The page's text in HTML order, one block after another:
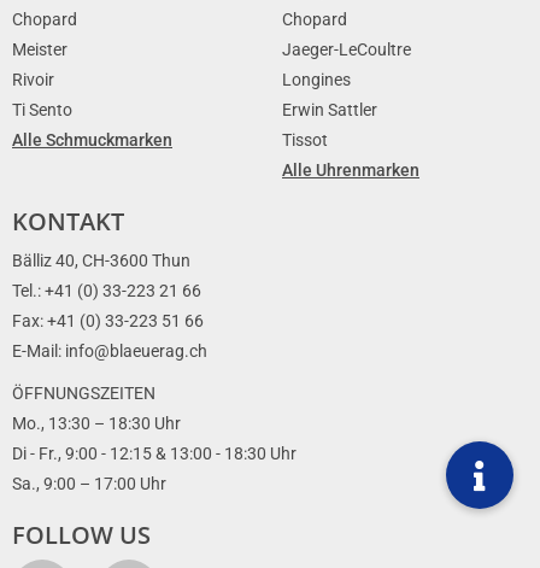
Chopard
Meister
Rivoir
Ti Sento
Alle Schmuckmarken
Chopard
Jaeger-LeCoultre
Longines
Erwin Sattler
Tissot
Alle Uhrenmarken
KONTAKT
Bälliz 40, CH-3600 Thun
Tel.: +41 (0) 33-223 21 66
Fax: +41 (0) 33-223 51 66
E-Mail: info@blaeuerag.ch
ÖFFNUNGSZEITEN
Mo., 13:30 – 18:30 Uhr
Di - Fr., 9:00 - 12:15 & 13:00 - 18:30 Uhr
Sa., 9:00 – 17:00 Uhr
FOLLOW US